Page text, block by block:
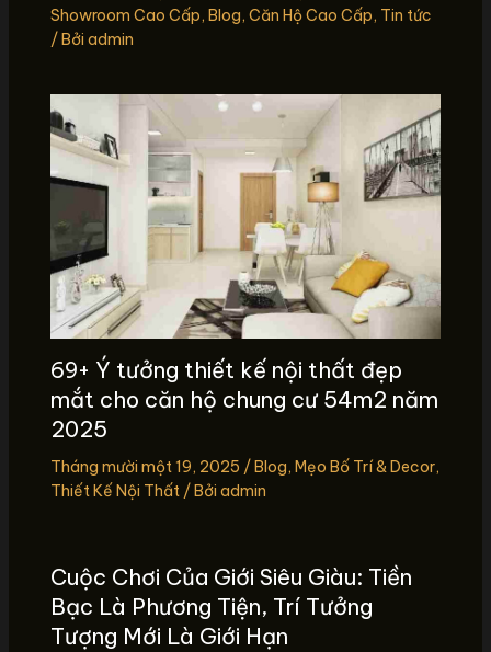
Showroom Cao Cấp, Blog, Căn Hộ Cao Cấp, Tin tức
/ Bởi admin
69+ Ý tưởng thiết kế nội thất đẹp
mắt cho căn hộ chung cư 54m2 năm
2025
Tháng mười một 19, 2025 / Blog, Mẹo Bố Trí & Decor,
Thiết Kế Nội Thất/ Bởi admin
Cuộc Chơi Của Giới Siêu Giàu: Tiền
Bạc Là Phương Tiện, Trí Tưởng
Tượng Mới Là Giới Hạn